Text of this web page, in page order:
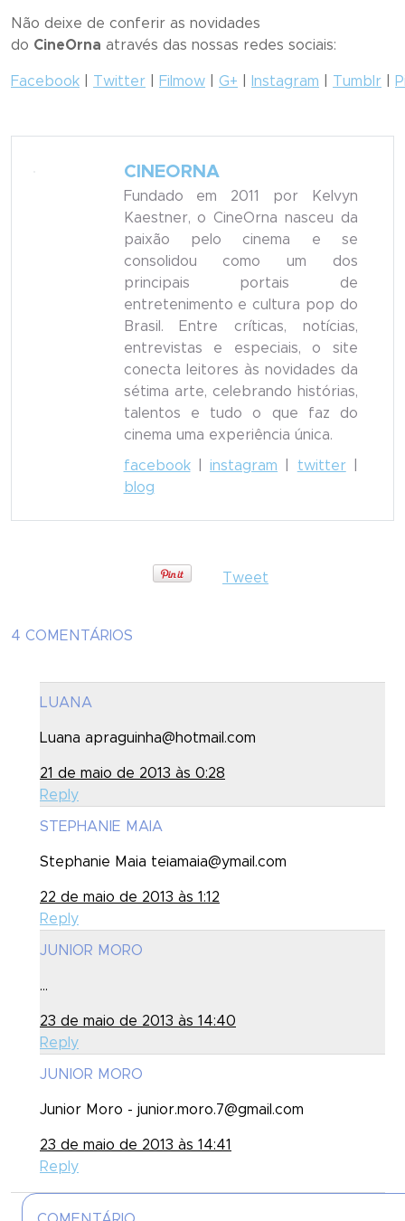
Não deixe de conferir as novidades
do CineOrna através das nossas redes sociais:
Facebook Twitter Filmow G+ Instagram Tumblr
CINEORNA
Fundado em 2011 por Kelvyn
Kaestner, o CineOrna nasceu da
paixão pelo cinema e se
consolidou como um dos
principais portais de
entretenimento e cultura pop do
Brasil. Entre críticas, notícias,
entrevistas e especiais, o site
conecta leitores às novidades da
sétima arte, celebrando histórias,
talentos e tudo o que faz do
cinema uma experiência única.
facebook|instagram twitter|
blog
Tweet
4 COMENTÁRIOS
LUANA
Luana apraguinha@hotmail.com
21 de maio de 2013 às 0:28
Reply
STEPHANIE MAIA
Stephanie Maia teiamaia@ymail.com
22 de maio de 2013 às 1:12
Reply
JUNIOR MORO
...
23 de maio de 2013 às 14:40
Reply
JUNIOR MORO
Junior Moro - junior.moro.7@gmail.com
23 de maio de 2013 às 14:41
Reply